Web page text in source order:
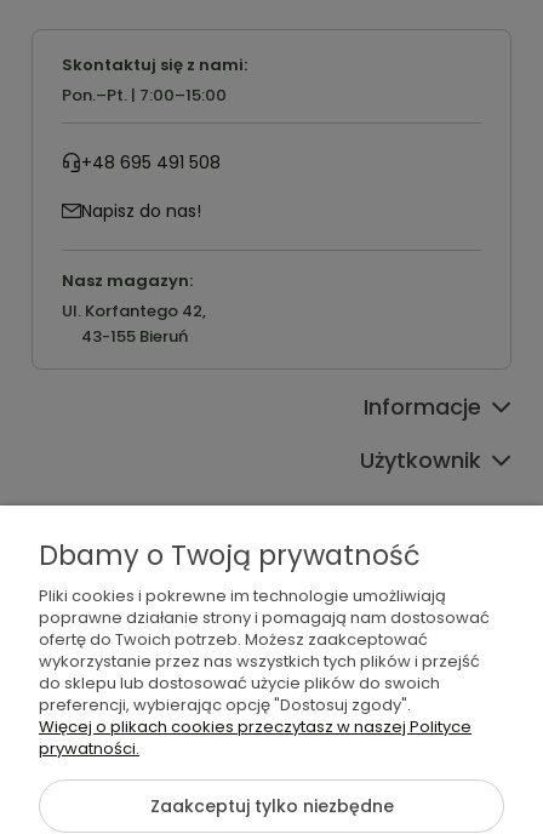
Skontaktuj się z nami:
Pon.–Pt. | 7:00–15:00
+48 695 491 508
Napisz do nas!
Nasz magazyn:
Ul. Korfantego 42,
43-155 Bieruń
Informacje
Użytkownik
Pomoc
Oferta
Sprawdź również
©2026 Wszelkie Prawa Zastrzeżone | Furgo.pl
Szablon Flex byEcommercy
Dbamy o Twoją prywatność
Pliki cookies i pokrewne im technologie umożliwiają
poprawne działanie strony i pomagają nam dostosować
ofertę do Twoich potrzeb. Możesz zaakceptować
wykorzystanie przez nas wszystkich tych plików i przejść
do sklepu lub dostosować użycie plików do swoich
preferencji, wybierając opcję "Dostosuj zgody".
Więcej o plikach cookies przeczytasz w naszej Polityce
prywatności.
Zaakceptuj tylko niezbędne